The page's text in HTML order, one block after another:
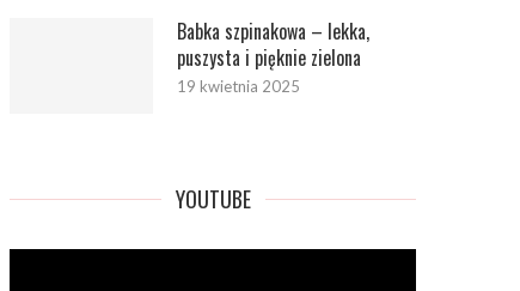
Babka szpinakowa – lekka,
puszysta i pięknie zielona
19 kwietnia 2025
YOUTUBE